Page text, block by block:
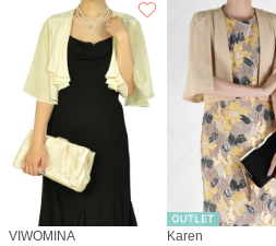
VIWOMINA Karen